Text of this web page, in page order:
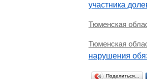
участника
Тюменская
Тюменская
нарушения
Поделиться…